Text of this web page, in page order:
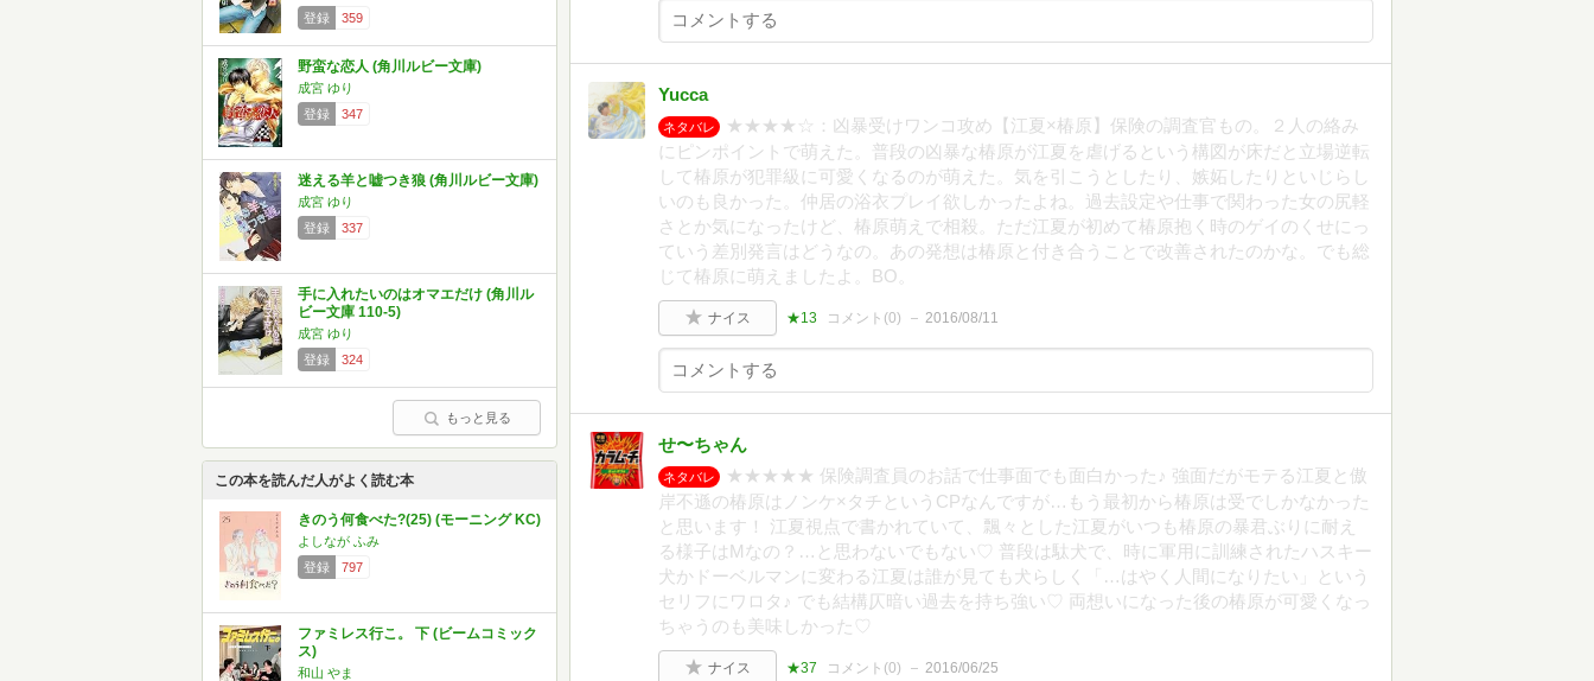
登録
359
野蛮な恋人 (角川ルビー文庫)
成宮 ゆり
登録
347
迷える羊と嘘つき狼 (角川ルビー文庫)
成宮 ゆり
登録
337
手に入れたいのはオマエだけ (角川ル
ビー文庫 110-5)
成宮 ゆり
登録
324
もっと見る
この本を読んだ人がよく読む本
きのう何食べた?(25) (モーニング KC)
よしなが ふみ
登録
797
ファミレス行こ。 下 (ビームコミック
ス)
和山 やま
Yucca
ネタバレ
★★★★☆：凶暴受けワンコ攻め【江夏×椿原】保険の調査官もの。２人の絡み
にピンポイントで萌えた。普段の凶暴な椿原が江夏を虐げるという構図が床だと立場逆転
して椿原が犯罪級に可愛くなるのが萌えた。気を引こうとしたり、嫉妬したりといじらし
いのも良かった。仲居の浴衣プレイ欲しかったよね。過去設定や仕事で関わった女の尻軽
さとか気になったけど、椿原萌えで相殺。ただ江夏が初めて椿原抱く時のゲイのくせにっ
ていう差別発言はどうなの。あの発想は椿原と付き合うことで改善されたのかな。でも総
じて椿原に萌えましたよ。BO。
ナイス ★13 コメント(0) 2016/08/11
せ〜ちゃん
ネタバレ
★★★★★ 保険調査員のお話で仕事面でも面白かった♪ 強面だがモテる江夏と傲
岸不遜の椿原はノンケ×タチというCPなんですが…もう最初から椿原は受でしかなかった
と思います！ 江夏視点で書かれていて、飄々とした江夏がいつも椿原の暴君ぶりに耐え
る様子はMなの？…と思わないでもない♡ 普段は駄犬で、時に軍用に訓練されたハスキー
犬かドーベルマンに変わる江夏は誰が見ても犬らしく「…はやく人間になりたい」という
セリフにワロタ♪ でも結構仄暗い過去を持ち強い♡ 両想いになった後の椿原が可愛くなっ
ちゃうのも美味しかった♡
ナイス ★37 コメント(0) 2016/06/25